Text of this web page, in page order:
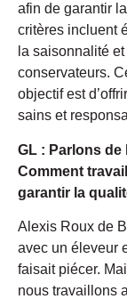
afin de garantir
critères incluent
la saisonnalité
conservateurs.
objectif est
sains et
GL : Parlons de
Comment
garantir la
Alexis Roux de
avec un éleveur
faisait piécer.
nous travaillons